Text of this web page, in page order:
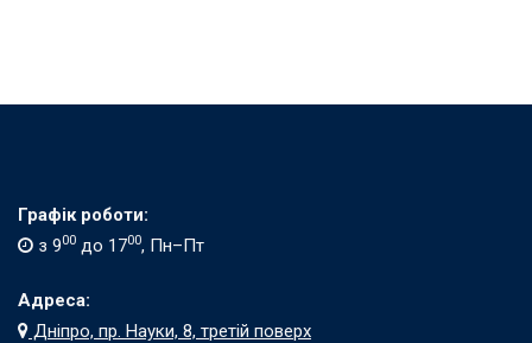
Графік роботи:
з 900 до 1700, Пн–Пт
Адреса:
Дніпро, пр. Науки, 8, третій поверх